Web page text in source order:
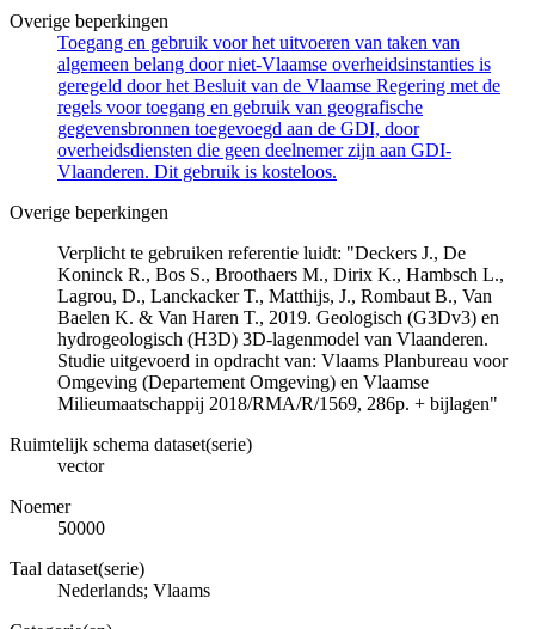
Overige beperkingen
Toegang en gebruik voor het uitvoeren van taken van
algemeen belang door niet-Vlaamse overheidsinstanties is
geregeld door het Besluit van de Vlaamse Regering met de
regels voor toegang en gebruik van geografische
gegevensbronnen toegevoegd aan de GDI, door
overheidsdiensten die geen deelnemer zijn aan GDI-
Vlaanderen. Dit gebruik is kosteloos.
Overige beperkingen
Verplicht te gebruiken referentie luidt: "Deckers J., De
Koninck R., Bos S., Broothaers M., Dirix K., Hambsch L.,
Lagrou, D., Lanckacker T., Matthijs, J., Rombaut B., Van
Baelen K. & Van Haren T., 2019. Geologisch (G3Dv3) en
hydrogeologisch (H3D) 3D-lagenmodel van Vlaanderen.
Studie uitgevoerd in opdracht van: Vlaams Planbureau voor
Omgeving (Departement Omgeving) en Vlaamse
Milieumaatschappij 2018/RMA/R/1569, 286p. + bijlagen"
Ruimtelijk schema dataset(serie)
vector
Noemer
50000
Taal dataset(serie)
Nederlands; Vlaams